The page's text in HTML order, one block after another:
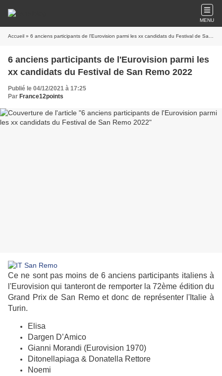
MENU
Accueil » 6 anciens participants de l'Eurovision parmi les xx candidats du Festival de San Remo 2022
6 anciens participants de l'Eurovision parmi les
xx candidats du Festival de San Remo 2022
Publié le 04/12/2021 à 17:25
Par France12points
Ce ne sont pas moins de 6 anciens participants italiens à
l'Eurovision qui tanteront de remporter la 72ème édition du
Grand Prix de San Remo et donc de représenter l'Italie à
Turin.
Elisa
Dargen D’Amico
Gianni Morandi (Eurovision 1970)
Ditonellapiaga & Donatella Rettore
Noemi